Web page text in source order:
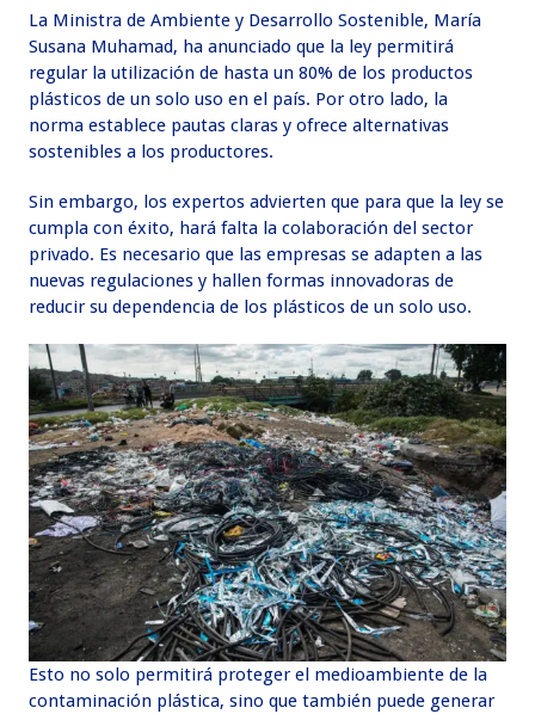
La Ministra de Ambiente y Desarrollo Sostenible, María
Susana Muhamad, ha anunciado que la ley permitirá
regular la utilización de hasta un 80% de los productos
plásticos de un solo uso en el país. Por otro lado, la
norma establece pautas claras y ofrece alternativas
sostenibles a los productores.
Sin embargo, los expertos advierten que para que la ley se
cumpla con éxito, hará falta la colaboración del sector
privado. Es necesario que las empresas se adapten a las
nuevas regulaciones y hallen formas innovadoras de
reducir su dependencia de los plásticos de un solo uso.
Esto no solo permitirá proteger el medioambiente de la
contaminación plástica, sino que también puede generar